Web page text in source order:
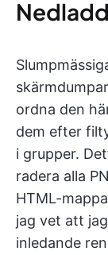
ordna den
dem efter
i grupper.
radera alla
HTML-
jag vet att
inledande